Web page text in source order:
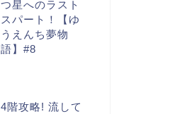
つ星へのラスト
スパート！【ゆ
うえんち夢物
語】#8
4階攻略! 流して